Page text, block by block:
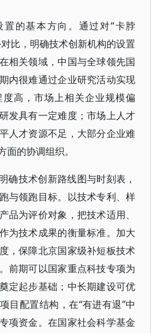
置的基本方向。通过对“卡脖
比，明确技术创新机构的设置
相关领域，中国与全球领先国
内很难通过企业研究活动实现
高，市场上相关企业规模偏
发具有一定难度；市场上人才
人才资源不足，大部分企业难
的协调组织。
确技术创新路线图与时刻表，
与领跑目标。以技术专利、样
品为评价对象，把技术适用、
为技术成果的衡量标准。加大
，保障北京国家级补短板技术
前期可以国家重点科技专项为
定起步基础；中长期建设可优
目配置结构，在“有进有退”中
项资金。在国家社会科学基金